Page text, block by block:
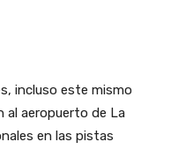
incluso este mismo
al aeropuerto de La
en las pistas